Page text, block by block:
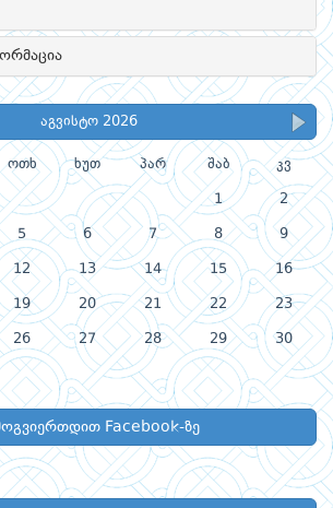
აგვისტო 2026
ოთხ ხუთ პარ შაბ კვ
1 2
5 6 7 8 9
12 13 14 15 16
19 20 21 22 23
26 27 28 29 30
Facebook-ზე